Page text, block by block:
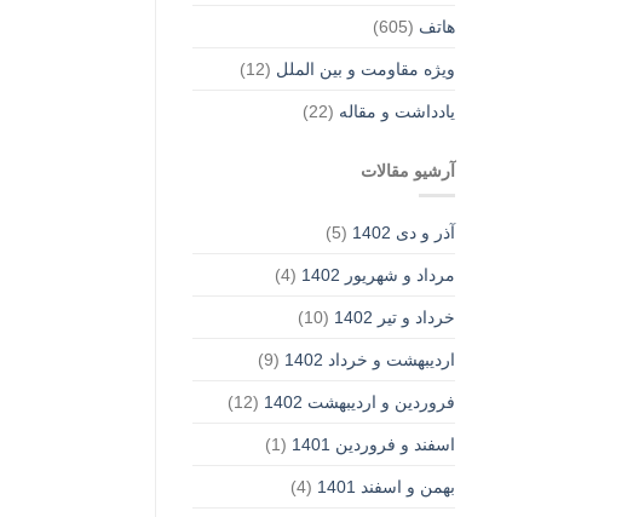
هاتف (605)
ویژه مقاومت و بین الملل (12)
یادداشت‌ و مقاله (22)
آرشیو مقالات
آذر و دی 1402 (5)
مرداد و شهریور 1402 (4)
خرداد و تیر 1402 (10)
اردیبهشت و خرداد 1402 (9)
فروردین و اردیبهشت 1402 (12)
اسفند و فروردین 1401 (1)
بهمن و اسفند 1401 (4)